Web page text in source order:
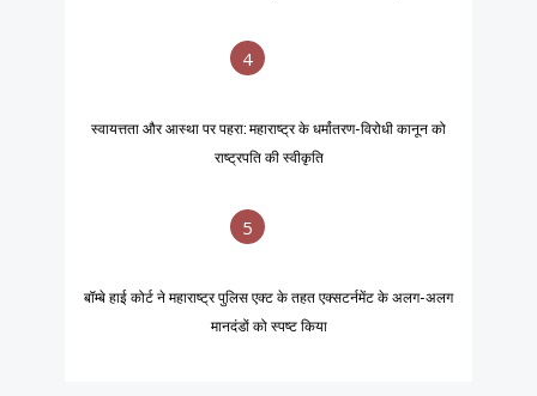
4
स्वायत्तता और आस्था पर पहरा: महाराष्ट्र के धर्मांतरण-विरोधी कानून को
राष्ट्रपति की स्वीकृति
5
बॉम्बे हाई कोर्ट ने महाराष्ट्र पुलिस एक्ट के तहत एक्सटर्नमेंट के अलग-अलग
मानदंडों को स्पष्ट किया